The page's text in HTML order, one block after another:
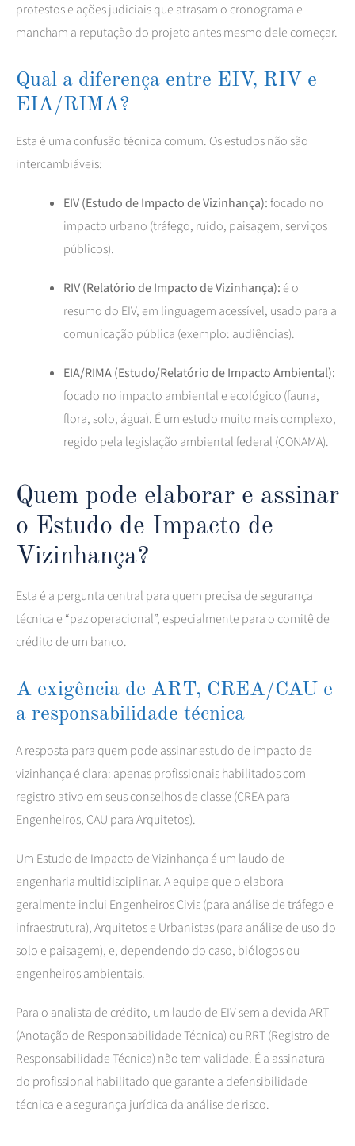
protestos e ações judiciais que atrasam o cronograma e
mancham a reputação do projeto antes mesmo dele começar.
Qual a diferença entre EIV, RIV e
EIA/RIMA?
Esta é uma confusão técnica comum. Os estudos não são
intercambiáveis:
EIV (Estudo de Impacto de Vizinhança):focado no
impacto urbano (tráfego, ruído, paisagem, serviços
públicos).
RIV (Relatório de Impacto de Vizinhança): é o
resumo do EIV, em linguagem acessível, usado para a
comunicação pública (exemplo: audiências).
EIA/RIMA (Estudo/Relatório de Impacto Ambiental):
focado no impacto ambiental e ecológico (fauna,
flora, solo, água). É um estudo muito mais complexo,
regido pela legislação ambiental federal (CONAMA).
Quem pode elaborar e assinar
o Estudo de Impacto de
Vizinhança?
Esta é a pergunta central para quem precisa de segurança
técnica e “paz operacional”, especialmente para o comitê de
crédito de um banco.
A exigência de ART, CREA/CAU e
a responsabilidade técnica
A resposta para quem pode assinar estudo de impacto de
vizinhança é clara: apenas profissionais habilitados com
registro ativo em seus conselhos de classe (CREA para
Engenheiros, CAU para Arquitetos).
Um Estudo de Impacto de Vizinhança é um laudo de
engenharia multidisciplinar. A equipe que o elabora
geralmente inclui Engenheiros Civis (para análise de tráfego e
infraestrutura), Arquitetos e Urbanistas (para análise de uso do
solo e paisagem), e, dependendo do caso, biólogos ou
engenheiros ambientais.
Para o analista de crédito, um laudo de EIV sem a devida ART
(Anotação de Responsabilidade Técnica) ou RRT (Registro de
Responsabilidade Técnica) não tem validade. É a assinatura
do profissional habilitado que garante a defensibilidade
técnica e a segurança jurídica da análise de risco.